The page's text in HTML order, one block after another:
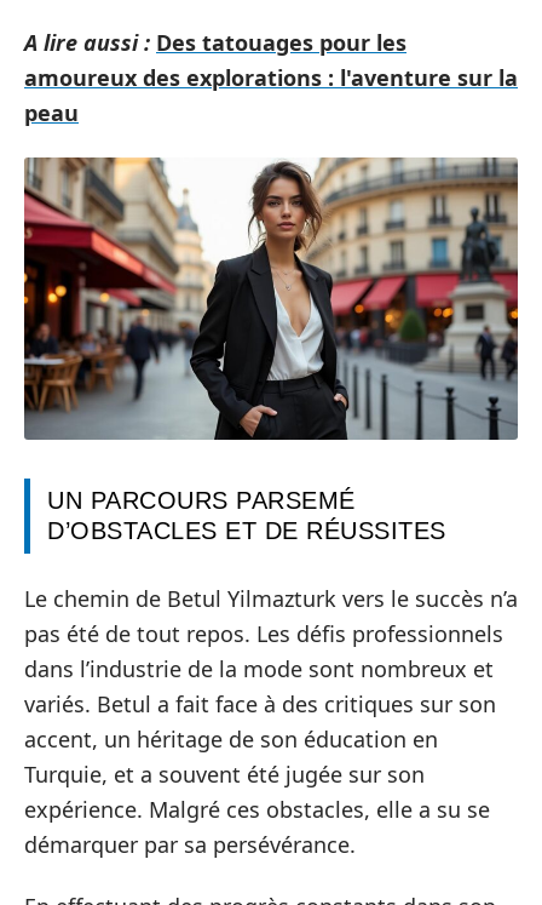
A lire aussi : Des tatouages pour les
amoureux des explorations : l'aventure sur la
peau
UN PARCOURS PARSEMÉ
D’OBSTACLES ET DE RÉUSSITES
Le chemin de Betul Yilmazturk vers le succès n’a
pas été de tout repos. Les défis professionnels
dans l’industrie de la mode sont nombreux et
variés. Betul a fait face à des critiques sur son
accent, un héritage de son éducation en
Turquie, et a souvent été jugée sur son
expérience. Malgré ces obstacles, elle a su se
démarquer par sa persévérance.